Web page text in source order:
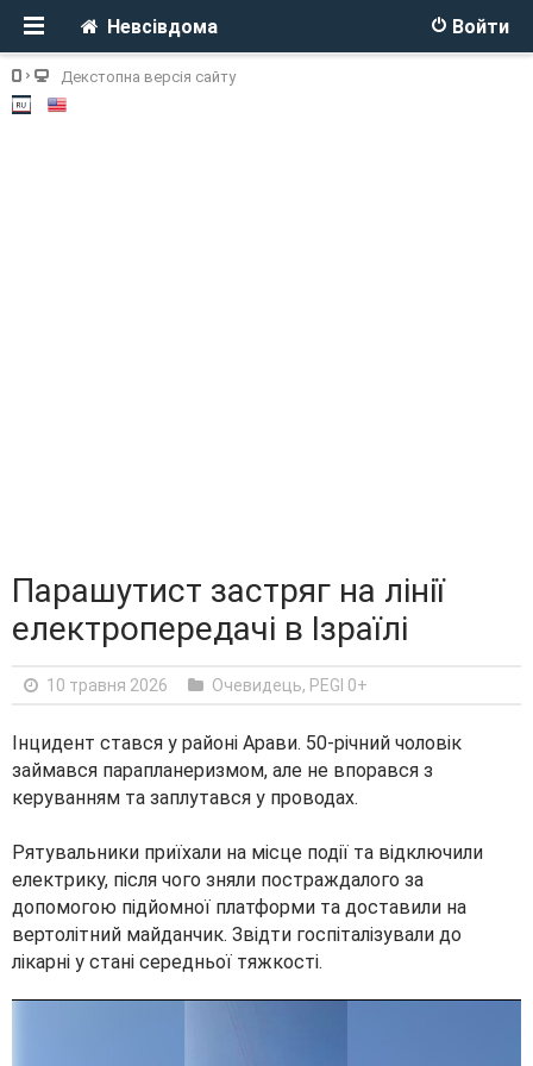
Войти
Невсівдома
Декстопна версія сайту
Парашутист застряг на лінії
електропередачі в Ізраїлі
10 травня 2026 Очевидець, PEGI 0+
Інцидент стався у районі Арави. 50-річний чоловік
займався парапланеризмом, але не впорався з
керуванням та заплутався у проводах.
Рятувальники приїхали на місце події та відключили
електрику, після чого зняли постраждалого за
допомогою підйомної платформи та доставили на
вертолітний майданчик. Звідти госпіталізували до
лікарні у стані середньої тяжкості.